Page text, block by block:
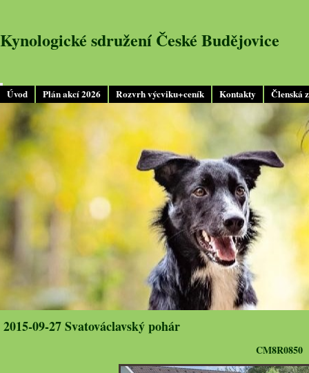
Úvod Plán akcí 2026 Rozvrh výcviku+ceník Kontakty Členská
Kynologické sdružení České Budějovice
2015-09-27 Svatováclavský pohár
CM8R0850